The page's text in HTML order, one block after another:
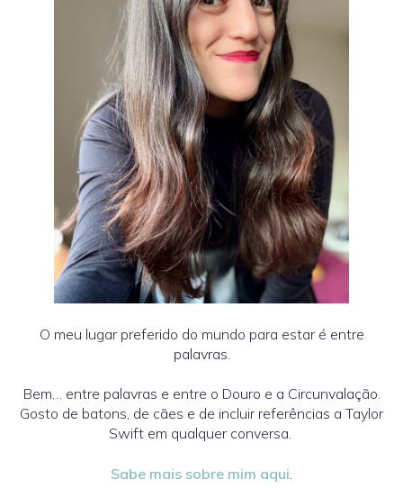
O meu lugar preferido do mundo para estar é entre
palavras.
Bem… entre palavras e entre o Douro e a Circunvalação.
Gosto de batons, de cães e de incluir referências a Taylor
Swift em qualquer conversa.
Sabe mais sobre mim aqui.